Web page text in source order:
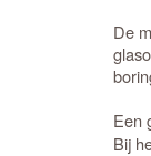
De
Een
Bij